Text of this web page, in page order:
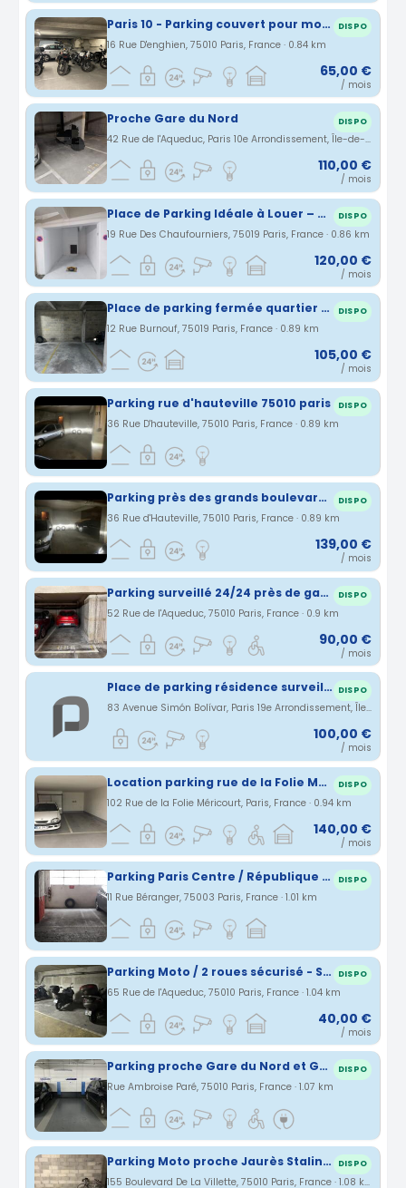
Paris 10 - Parking couvert pour moto / scooter - Rue d'Enghien (métro Bonne nouvelle, Strasbourg Saint-Denis, Château d'eau) DISPO
16 Rue D'enghien, 75010 Paris, France · 0.84 km
65,00 €
/ mois
Proche Gare du Nord DISPO
42 Rue de l'Aqueduc, Paris 10e Arrondissement, Île-de-France, France · 0.86 km
110,00 €
/ mois
Place de Parking Idéale à Louer – Paris 19e, 19 Rue des Chaufourniers – 100 /mois DISPO
19 Rue Des Chaufourniers, 75019 Paris, France · 0.86 km
120,00 €
/ mois
Place de parking fermée quartier Belleville/Colonel Fabien Paris DISPO
12 Rue Burnouf, 75019 Paris, France · 0.89 km
105,00 €
/ mois
Parking rue d'hauteville 75010 paris DISPO
36 Rue D'hauteville, 75010 Paris, France · 0.89 km
Parking près des grands boulevards Paris DISPO
36 Rue d'Hauteville, 75010 Paris, France · 0.89 km
139,00 €
/ mois
Parking surveillé 24/24 près de gare de l'est/ du nord DISPO
52 Rue de l'Aqueduc, 75010 Paris, France · 0.9 km
90,00 €
/ mois
Place de parking résidence surveillée Paris 19eme Belleville Bolivar Colonel Fabien DISPO
83 Avenue Simón Bolívar, Paris 19e Arrondissement, Île-de-France, France · 0.93 km
100,00 €
/ mois
Location parking rue de la Folie Méricourt à Paris (75) DISPO
102 Rue de la Folie Méricourt, Paris, France · 0.94 km
140,00 €
/ mois
Parking Paris Centre / République - Haut Marais DISPO
11 Rue Béranger, 75003 Paris, France · 1.01 km
Parking Moto / 2 roues sécurisé - Stalingrad DISPO
65 Rue de l'Aqueduc, 75010 Paris, France · 1.04 km
40,00 €
/ mois
Parking proche Gare du Nord et Gare de l'Est à Paris DISPO
Rue Ambroise Paré, 75010 Paris, France · 1.07 km
Parking Moto proche Jaurès Stalingrad 75019/75010 DISPO
155 Boulevard De La Villette, 75010 Paris, France · 1.08 km